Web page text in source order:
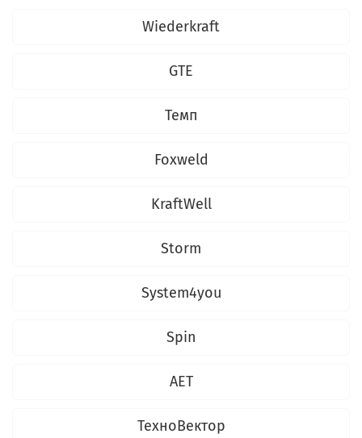
Wiederkraft
GTE
Темп
Foxweld
KraftWell
Storm
System4you
Spin
AET
ТехноВектор